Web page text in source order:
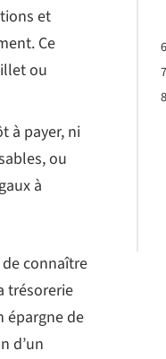
et
Ce
ou
à payer, ni
ou
à
connaître
trésorerie
épargne de
d’un